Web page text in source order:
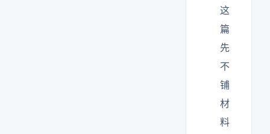
这
篇
先
不
铺
材
料